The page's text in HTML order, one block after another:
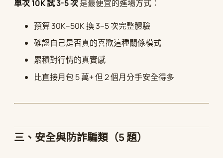
單次 10K 試 3-5 次是最便宜的進場方式：
預算 30K–50K 換 3–5 次完整體驗
確認自己是否真的喜歡這種關係模式
累積對行情的真實感
比直接月包 5 萬+ 但 2 個月分手安全得多
三、安全與防詐騙類（5 題）